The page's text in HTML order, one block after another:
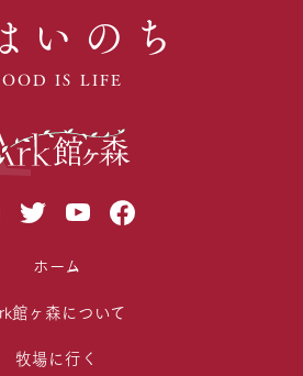
いのち
IS LIFE
ホーム
館ヶ森について
牧場に行く